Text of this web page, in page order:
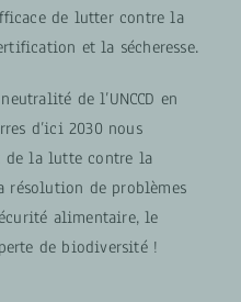
de lutter contre la
et la sécheresse.
de l’UNCCD en
d’ici 2030 nous
de la lutte contre la
résolution de problèmes
alimentaire, le
de biodiversité !